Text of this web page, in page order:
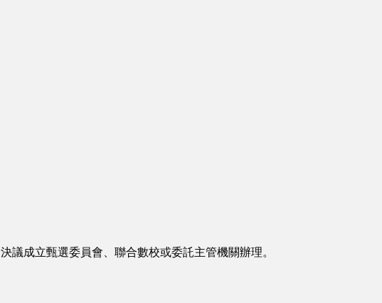
成立甄選委員會、聯合數校或委託主管機關辦理。